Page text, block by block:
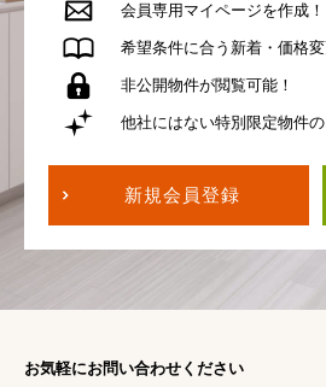
会員専用 マイページを作成！
希望条件に合う 新着・価格
非公開物件が閲覧可能！
他社にはない特別限定物件の
新規会員登録
お気軽にお問い合わせください